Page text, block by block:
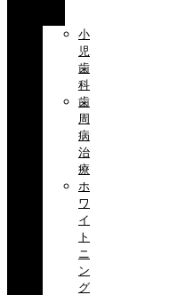
小
児
歯
科
歯
周
病
治
療
ホ
ワ
イ
ト
ニ
ン
グ